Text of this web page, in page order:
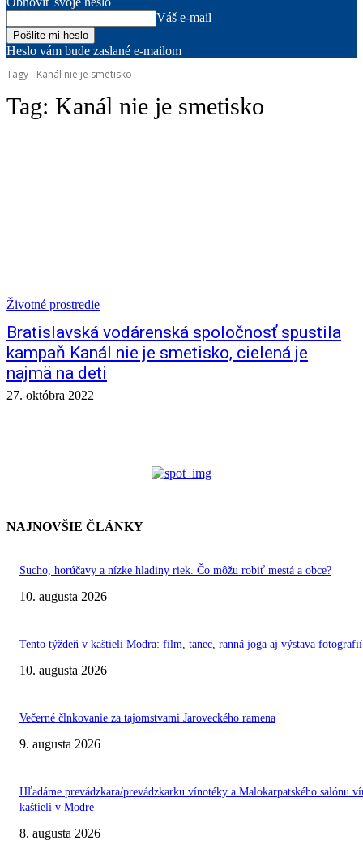
Váš e-mail
Heslo vám bude zaslané e-mailom
Tagy
Kanál nie je smetisko
Tag: Kanál nie je smetisko
Životné prostredie
Bratislavská vodárenská spoločnosť spustila
kampaň Kanál nie je smetisko, cielená je
najmä na deti
27. októbra 2022
NAJNOVŠIE ČLÁNKY
Sucho, horúčavy a nízke hladiny riek. Čo môžu robiť mestá a obce?
10. augusta 2026
Tento týždeň v kaštieli Modra: film, tanec, ranná joga aj výstava fotografií
10. augusta 2026
Večerné člnkovanie za tajomstvami Jaroveckého ramena
9. augusta 2026
Hľadáme prevádzkara/prevádzkarku vínotéky a Malokarpatského salónu
kaštieli v Modre
8. augusta 2026